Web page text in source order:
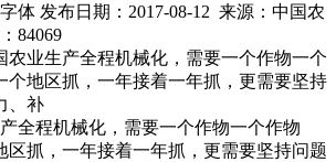
发布日期：2017-08-12 来源：中国农
84069
农业生产全程机械化，需要一个作物一个
个地区抓，一年接着一年抓，更需要坚持
、补
全程机械化，需要一个作物一个作物
区抓，一年接着一年抓，更需要坚持问题